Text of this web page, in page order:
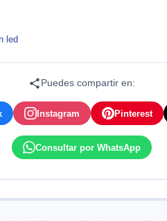
led
Puedes compartir en:
Instagram Pinterest
Consultar por WhatsApp